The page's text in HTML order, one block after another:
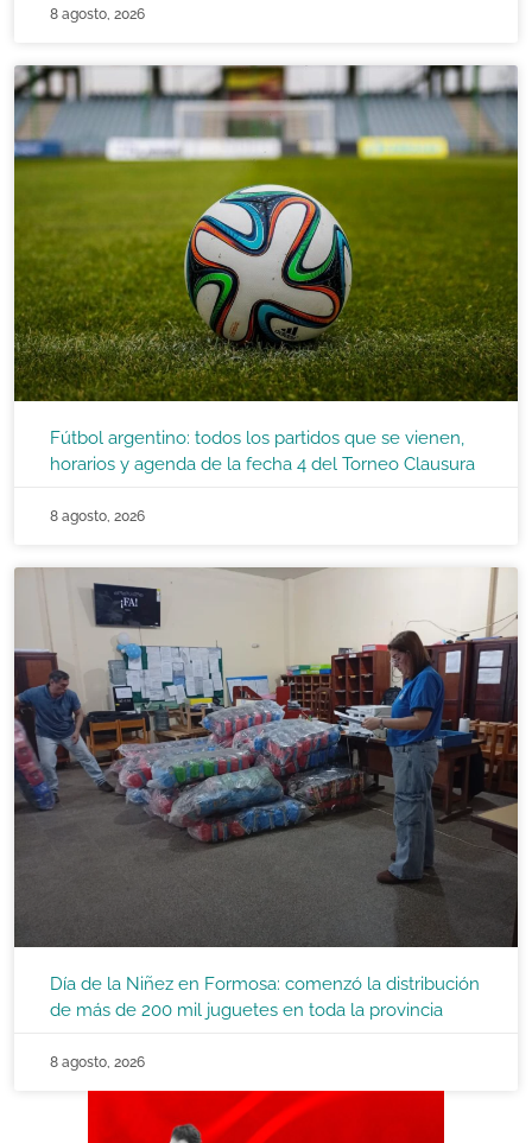
8 agosto, 2026
Fútbol argentino: todos los partidos que se vienen,
horarios y agenda de la fecha 4 del Torneo Clausura
8 agosto, 2026
Día de la Niñez en Formosa: comenzó la distribución
de más de 200 mil juguetes en toda la provincia
8 agosto, 2026